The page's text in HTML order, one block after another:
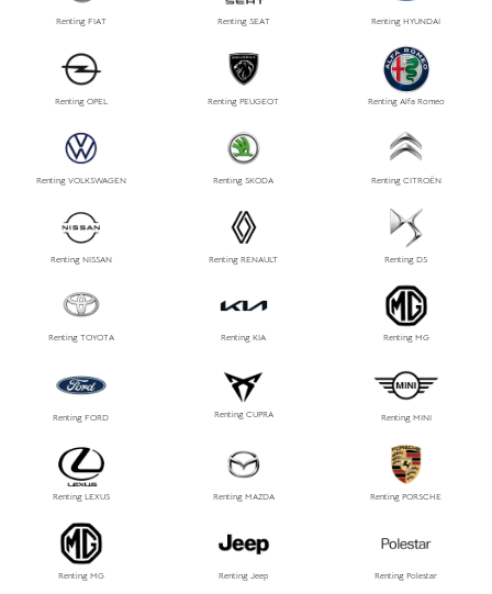
Renting FIAT Renting SEAT Renting HYUNDAI
Renting OPEL Renting PEUGEOT Renting Alfa Romeo
Renting VOLKSWAGEN Renting SKODA Renting CITROËN
Renting NISSAN Renting RENAULT Renting DS
Renting TOYOTA Renting KIA Renting MG
Renting FORD Renting CUPRA Renting MINI
Renting LEXUS Renting MAZDA Renting PORSCHE
Renting MG Renting Jeep Renting Polestar